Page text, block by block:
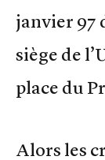
janvier 97
siège de
place du
Alors les